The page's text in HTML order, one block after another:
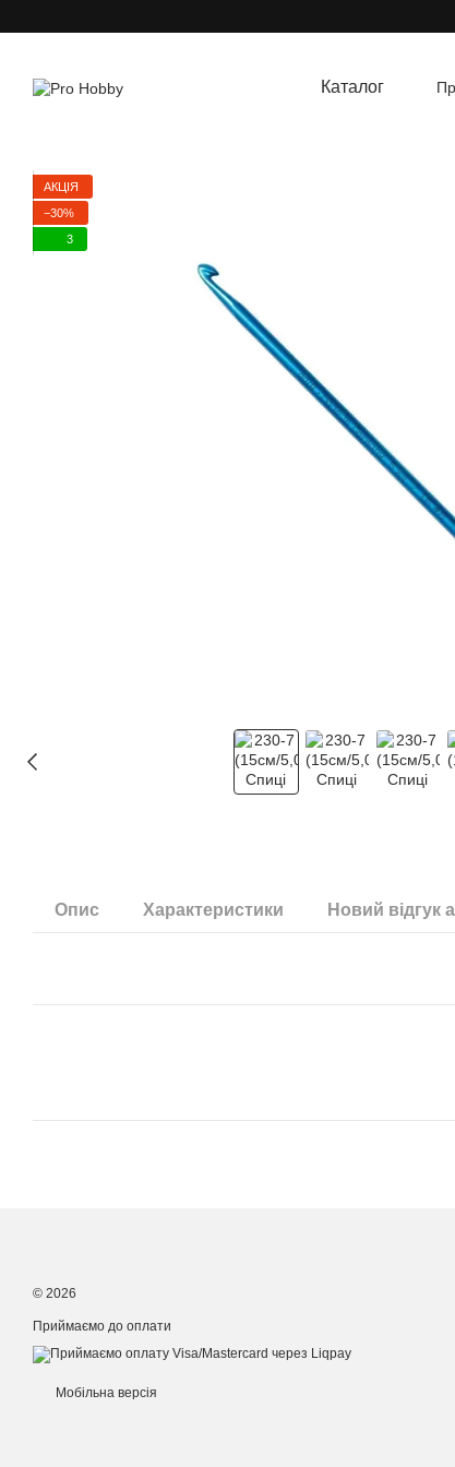
Каталог
АКЦІЯ
−30%
3
Опис Характеристики Новий відгук
© 2026
Приймаємо до оплати
Мобільна версія